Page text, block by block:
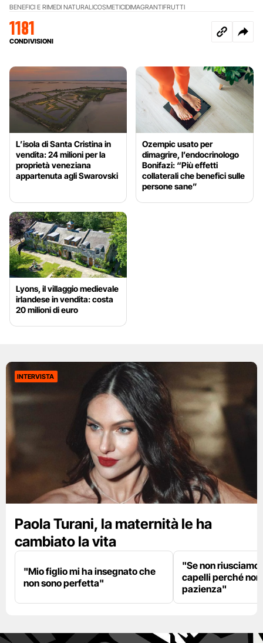
BENEFICI E RIMEDI NATURALICOSMETICIDIMAGRANTIFRUTTI
1181
CONDIVISIONI
L’isola di Santa Cristina in
vendita: 24 milioni per la
proprietà veneziana
appartenuta agli Swarovski
Ozempic usato per
dimagrire, l’endocrinologo
Bonifazi: “Più effetti
collaterali che benefici sulle
persone sane”
Lyons, il villaggio medievale
irlandese in vendita: costa
20 milioni di euro
INTERVISTA
Paola Turani, la maternità le ha
cambiato la vita
"Mio figlio mi ha insegnato che
non sono perfetta"
"Se non riusciamo
capelli perché
pazienza"